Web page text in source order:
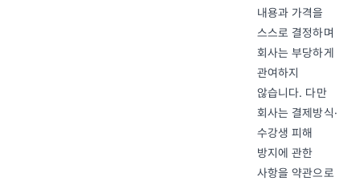
내용과 가격을
스스로 결정하며
회사는 부당하게
관여하지
않습니다. 다만
회사는 결제방식·
수강생 피해
방지에 관한
사항을 약관으로